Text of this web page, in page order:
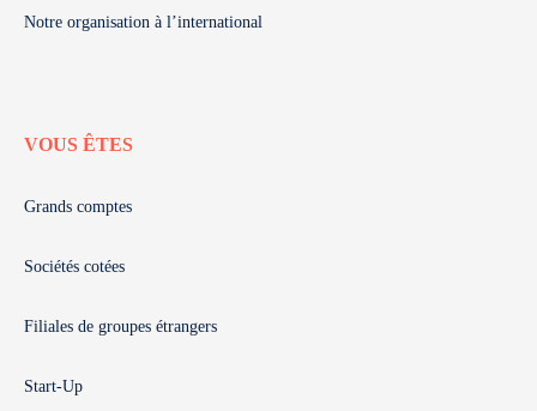
Notre organisation à l’international
VOUS ÊTES
Grands comptes
Sociétés cotées
Filiales de groupes étrangers
Start-Up